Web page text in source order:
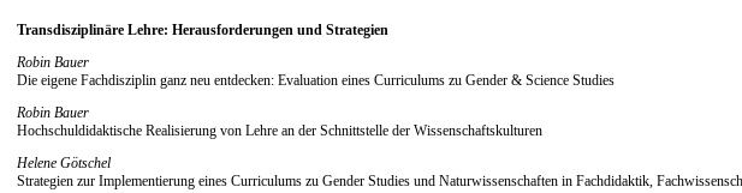
Transdisziplinäre Lehre: Herausforderungen und Strategien
Robin Bauer
Die eigene Fachdisziplin ganz neu entdecken: Evaluation eines Curriculums zu Gender & Science Studies
Robin Bauer
Hochschuldidaktische Realisierung von Lehre an der Schnittstelle der Wissenschaftskulturen
Helene Götschel
Strategien zur Implementierung eines Curriculums zu Gender Studies und Naturwissenschaften in Fachdidaktik,